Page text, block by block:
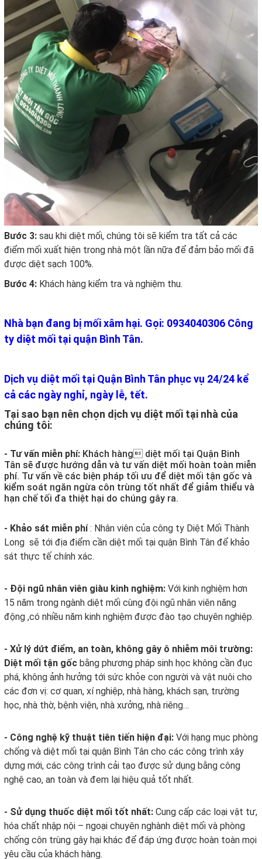
Bước 3: sau khi diệt mối, chúng tôi sẽ kiểm tra tất cả các
điểm mối xuất hiện trong nhà một lần nữa để đảm bảo mối đã
được diệt sạch 100%.
Bước 4: Khách hàng kiểm tra và nghiệm thu.
Nhà bạn đang bị mối xâm hại. Gọi: 0934040306 Công
ty diệt mối tại quận Bình Tân.
Dịch vụ diệt mối tại Quận Bình Tân phục vụ 24/24 kể
cả các ngày nghỉ, ngày lễ, tết.
Tại sao bạn nên chọn dịch vụ diệt mối tại nhà của
chúng tôi:
- Tư vấn miễn phí:Khách hàng diệt mối tại Quận Binh
Tân sẽ được hướng dẫn và tư vấn diệt mối hoàn toàn miễn
phí. Tư vấn về các biện pháp tối ưu để diệt mối tận gốc và
kiểm soát ngăn ngừa côn trùng tốt nhất để giảm thiểu và
hạn chế tối đa thiệt hại do chúng gây ra.
- Khảo sát miễn phí: Nhân viên của công ty Diệt Mối Thành
Long sẽ tới địa điểm cần diệt mối tại quận Bình Tân để khảo
sát thực tế chính xác.
- Đội ngũ nhân viên giàu kinh nghiệm:Với kinh nghiệm hơn
15 năm trong ngành diệt mối cùng đội ngũ nhân viên năng
động ,có nhiều năm kinh nghiệm được đào tạo chuyên nghiệp.
- Xử lý dứt điểm, an toàn, không gây ô nhiễm môi trường:
Diệt mối tận gốc bằng phương pháp sinh học không cần đục
phá, không ảnh hưởng tới sức khỏe con người và vật nuôi cho
các đơn vị: cơ quan, xí nghiệp, nhà hàng, khách sạn, trường
học, nhà thờ, bệnh viện, nhà xưởng, nhà riêng…
- Công nghệ kỹ thuật tiên tiến hiện đại:Với hạng mục phòng
chống và diệt mối tại quận Bình Tân cho các công trình xây
dựng mới, các công trình cải tạo được sử dụng bằng công
nghệ cao, an toàn và đem lại hiệu quả tốt nhất.
- Sử dụng thuốc diệt mối tốt nhất: Cung cấp các loại vật tư,
hóa chất nhập nội – ngoại chuyên nghành diệt mối và phòng
chống côn trùng gây hại khác để đáp ứng được hoàn toàn mọi
yêu cầu của khách hàng.